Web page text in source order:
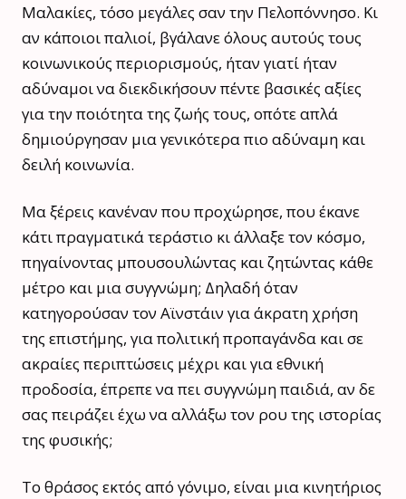
Μαλακίες, τόσο μεγάλες σαν την Πελοπόννησο. Κι
αν κάποιοι παλιοί, βγάλανε όλους αυτούς τους
κοινωνικούς περιορισμούς, ήταν γιατί ήταν
αδύναμοι να διεκδικήσουν πέντε βασικές αξίες
για την ποιότητα της ζωής τους, οπότε απλά
δημιούργησαν μια γενικότερα πιο αδύναμη και
δειλή κοινωνία.
Μα ξέρεις κανέναν που προχώρησε, που έκανε
κάτι πραγματικά τεράστιο κι άλλαξε τον κόσμο,
πηγαίνοντας μπουσουλώντας και ζητώντας κάθε
μέτρο και μια συγγνώμη; Δηλαδή όταν
κατηγορούσαν τον Αϊνστάιν για άκρατη χρήση
της επιστήμης, για πολιτική προπαγάνδα και σε
ακραίες περιπτώσεις μέχρι και για εθνική
προδοσία, έπρεπε να πει συγγνώμη παιδιά, αν δε
σας πειράζει έχω να αλλάξω τον ρου της ιστορίας
της φυσικής;
Το θράσος εκτός από γόνιμο, είναι μια κινητήριος